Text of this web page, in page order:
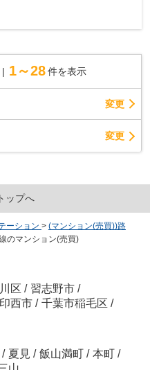
1～28 件を表示
変更
変更
ップへ
ーション > (マンション(売買))路
のマンション(売買)
区 / 習志野市 /
印西市 / 千葉市稲毛区 /
/ 夏見 / 飯山満町 / 本町 /